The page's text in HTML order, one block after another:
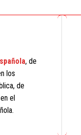
, de
los
de
el